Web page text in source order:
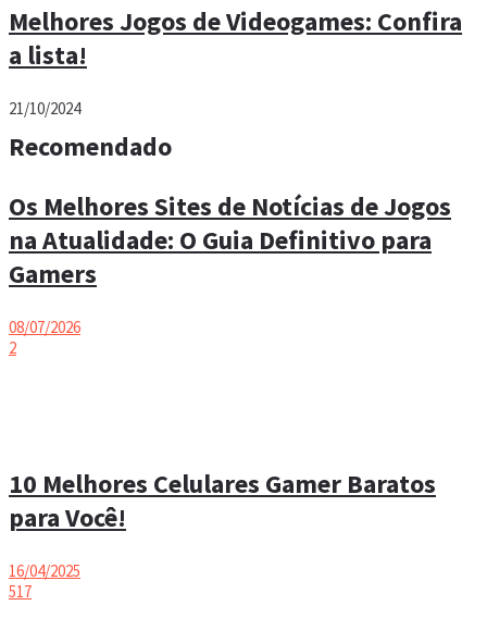
Melhores Jogos de Videogames: Confira
a lista!
21/10/2024
Recomendado
Os Melhores Sites de Notícias de Jogos
na Atualidade: O Guia Definitivo para
Gamers
08/07/2026
2
10 Melhores Celulares Gamer Baratos
para Você!
16/04/2025
517